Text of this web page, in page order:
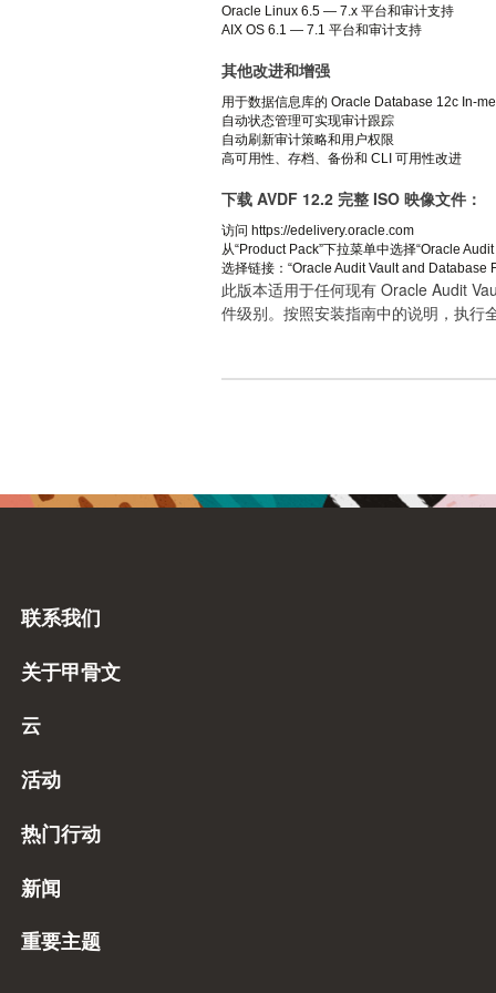
Oracle Linux 6.5 — 7.x 平台和审计支持
AIX OS 6.1 — 7.1 平台和审计支持
其他改进和增强
用于数据信息库的 Oracle Database 12c In-
自动状态管理可实现审计跟踪
自动刷新审计策略和用户权限
高可用性、存档、备份和 CLI 可用性改进
下载 AVDF 12.2 完整 ISO 映像文件：
访问 https://edelivery.oracle.com
从“Product Pack”下拉菜单中选择“Oracle
选择链接：“Oracle Audit Vault and
此版本适用于任何现有 Oracle Audit
件级别。按照安装指南中的说明，执行
联系我们
关于甲骨文
云
活动
热门行动
新闻
重要主题